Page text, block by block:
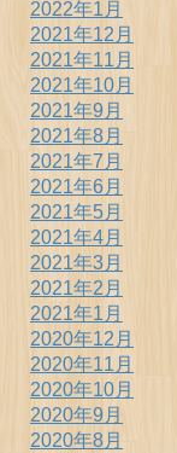
2022年1月
2021年12月
2021年11月
2021年10月
2021年9月
2021年8月
2021年7月
2021年6月
2021年5月
2021年4月
2021年3月
2021年2月
2021年1月
2020年12月
2020年11月
2020年10月
2020年9月
2020年8月